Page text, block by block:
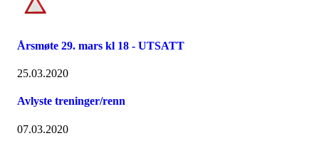
Årsmøte 29. mars kl 18 - UTSATT
25.03.2020
Avlyste treninger/renn
07.03.2020